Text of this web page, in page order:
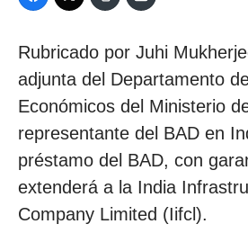
Rubricado por Juhi
adjunta del Departamento
Económicos del Ministerio
representante del BAD en
préstamo del BAD, con
extenderá a la India
Company Limited (Iifcl).